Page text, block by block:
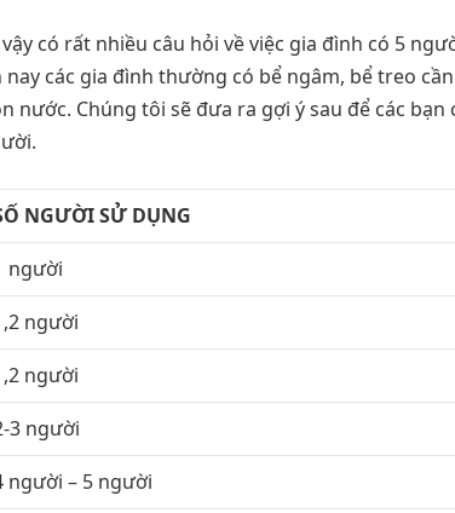
có rất nhiều câu hỏi về việc gia đình có 5
các gia đình thường có bể ngâm, bể treo
Chúng tôi sẽ đưa ra gợi ý sau để các bạn
NGƯỜI SỬ DỤNG
người
người
người
3 người
người – 5 người